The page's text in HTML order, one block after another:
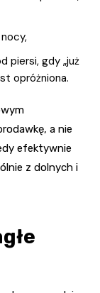
piersi, gdy „już
opróżniona.
a nie
efektywnie
z dolnych i